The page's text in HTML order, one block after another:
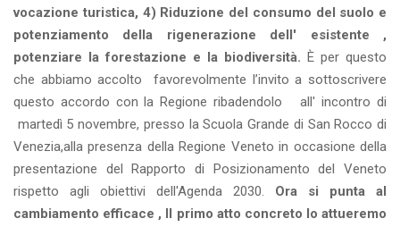
vocazione turistica, 4) Riduzione del consumo del suolo e
potenziamento della rigenerazione dell' esistente ,
potenziare la forestazione e la biodiversità. È per questo
che abbiamo accolto favorevolmente l’invito a sottoscrivere
questo accordo con la Regione ribadendolo all' incontro di
martedì 5 novembre, presso la Scuola Grande di San Rocco di
Venezia,alla presenza della Regione Veneto in occasione della
presentazione del Rapporto di Posizionamento del Veneto
rispetto agli obiettivi dell'Agenda 2030. Ora si punta al
cambiamento efficace , Il primo atto concreto lo attueremo